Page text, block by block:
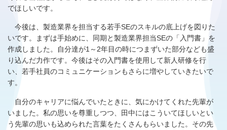
でほしいです。
今後は、製造業界を担当する若手SEのスキルの底上げを図りた
いです。まずは手始めに、同期と製造業界担当SEの「入門書」を
作成しました。自分達が1～2年目の時につまずいた部分なども盛
り込んだ力作です。今後はその入門書を使用して新人研修を行
い、若手社員のコミュニケーションもさらに増やしていきたいで
す。
自分のキャリアに悩んでいたときに、気にかけてくれた先輩が
いました。私の思いを尊重しつつ、田中にはこういてほしいとい
う先輩の思いも込められた言葉をたくさんもらいました。その先